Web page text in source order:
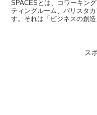
SPACESとは、コワーキン
ティングルーム、バリスタ
す。それは「ビジネスの創
ス